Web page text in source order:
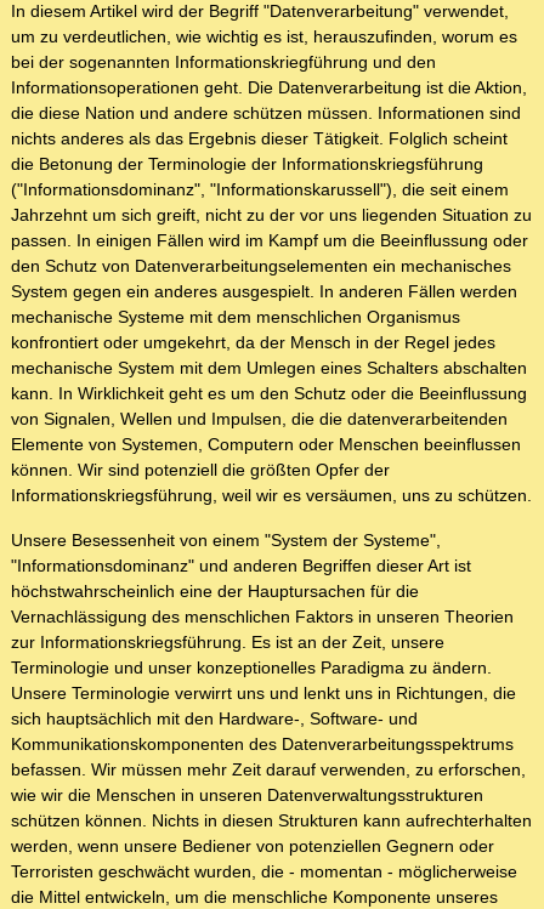
In diesem Artikel wird der Begriff "Datenverarbeitung" verwendet,
um zu verdeutlichen, wie wichtig es ist, herauszufinden, worum es
bei der sogenannten Informationskriegführung und den
Informationsoperationen geht. Die Datenverarbeitung ist die Aktion,
die diese Nation und andere schützen müssen. Informationen sind
nichts anderes als das Ergebnis dieser Tätigkeit. Folglich scheint
die Betonung der Terminologie der Informationskriegsführung
("Informationsdominanz", "Informationskarussell"), die seit einem
Jahrzehnt um sich greift, nicht zu der vor uns liegenden Situation zu
passen. In einigen Fällen wird im Kampf um die Beeinflussung oder
den Schutz von Datenverarbeitungselementen ein mechanisches
System gegen ein anderes ausgespielt. In anderen Fällen werden
mechanische Systeme mit dem menschlichen Organismus
konfrontiert oder umgekehrt, da der Mensch in der Regel jedes
mechanische System mit dem Umlegen eines Schalters abschalten
kann. In Wirklichkeit geht es um den Schutz oder die Beeinflussung
von Signalen, Wellen und Impulsen, die die datenverarbeitenden
Elemente von Systemen, Computern oder Menschen beeinflussen
können. Wir sind potenziell die größten Opfer der
Informationskriegsführung, weil wir es versäumen, uns zu schützen.
Unsere Besessenheit von einem "System der Systeme",
"Informationsdominanz" und anderen Begriffen dieser Art ist
höchstwahrscheinlich eine der Hauptursachen für die
Vernachlässigung des menschlichen Faktors in unseren Theorien
zur Informationskriegsführung. Es ist an der Zeit, unsere
Terminologie und unser konzeptionelles Paradigma zu ändern.
Unsere Terminologie verwirrt uns und lenkt uns in Richtungen, die
sich hauptsächlich mit den Hardware-, Software- und
Kommunikationskomponenten des Datenverarbeitungsspektrums
befassen. Wir müssen mehr Zeit darauf verwenden, zu erforschen,
wie wir die Menschen in unseren Datenverwaltungsstrukturen
schützen können. Nichts in diesen Strukturen kann aufrechterhalten
werden, wenn unsere Bediener von potenziellen Gegnern oder
Terroristen geschwächt wurden, die - momentan - möglicherweise
die Mittel entwickeln, um die menschliche Komponente unseres